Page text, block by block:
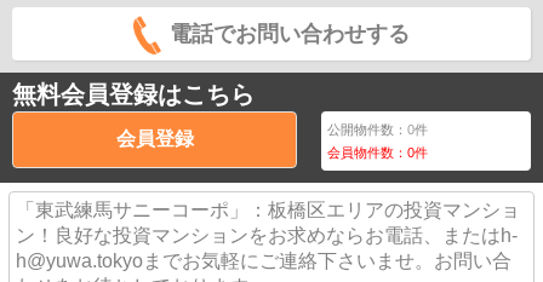
電話でお問い合わせする
無料会員登録はこちら
会員登録 公開物件数：0件
会員物件数：0件
「東武練馬サニーコーポ」：板橋区エリアの投資マンショ
ン！良好な投資マンションをお求めならお電話、またはh-
h@yuwa.tokyoまでお気軽にご連絡下さいませ。お問い合